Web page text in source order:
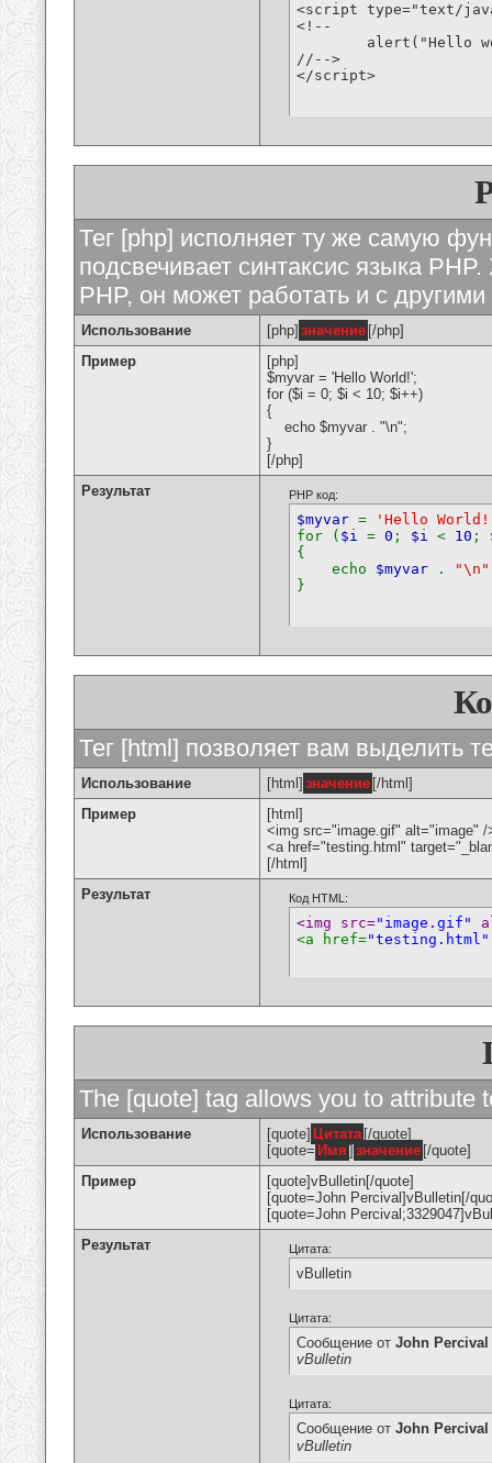
<script type="text/
<!--
//-->
</script>
Тег [php] исполняет ту же самую
подсвечивает синтаксис языка
PHP, он может работать и с
Использование [php] значение [/php]
Пример
[php]
$myvar = 'Hello World!';
for ($i = 0; $i < 10; $i++)
{
echo $myvar . "\n";
}
[/php]
Результат
PHP код:
$myvar =
'Hello
for ( $i = 0 ; $i < 10 ;
{
echo $myvar . "\n"
}
Тег [html] позволяет вам выделить
Использование [html] значение [/html]
Пример
[html]
<img src="image.gif" alt="image" /
<a href="testing.html"
[/html]
Результат
Код HTML:
<img src="image.gif"
<a href="testing.html"
The [quote] tag allows you to attribute
Использование [quote] Цитата [/quote]
[quote= Имя ] значение [/quote]
Пример
[quote]vBulletin[/quote]
[quote=John Percival]vBulletin[/
[quote=John
Результат
Цитата:
vBulletin
Цитата:
Сообщение от John Percival
vBulletin
Цитата:
Сообщение от John Percival
vBulletin